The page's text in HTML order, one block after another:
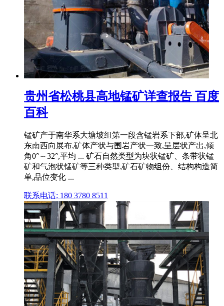
贵州省松桃县高地锰矿详查报告 百度
百科
锰矿产于南华系大塘坡组第一段含锰岩系下部,矿体呈北
东南西向展布,矿体产状与围岩产状一致,呈层状产出,倾
角0°～32°,平均 ... 矿石自然类型为块状锰矿、条带状锰
矿和气泡状锰矿等三种类型,矿石矿物组份、结构构造简
单,品位变化 ...
联系电话: 180 3780 8511